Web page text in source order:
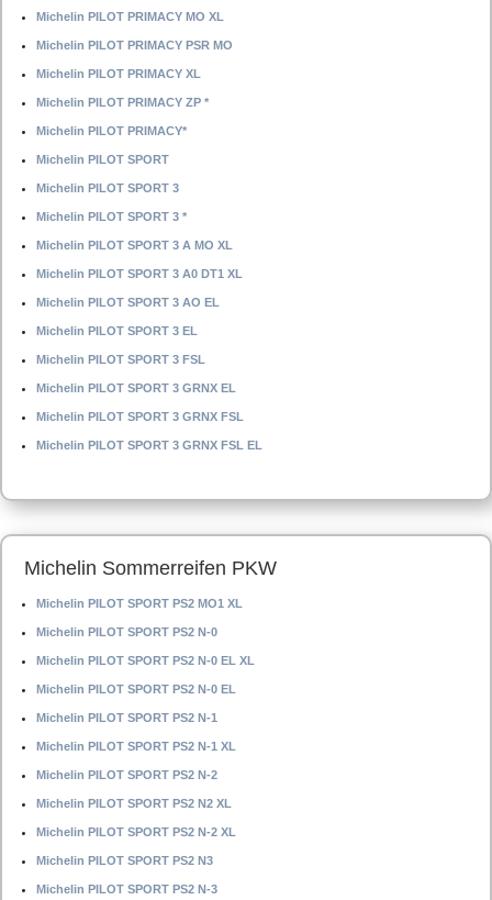
Michelin PILOT PRIMACY MO XL
Michelin PILOT PRIMACY PSR MO
Michelin PILOT PRIMACY XL
Michelin PILOT PRIMACY ZP *
Michelin PILOT PRIMACY*
Michelin PILOT SPORT
Michelin PILOT SPORT 3
Michelin PILOT SPORT 3 *
Michelin PILOT SPORT 3 A MO XL
Michelin PILOT SPORT 3 A0 DT1 XL
Michelin PILOT SPORT 3 AO EL
Michelin PILOT SPORT 3 EL
Michelin PILOT SPORT 3 FSL
Michelin PILOT SPORT 3 GRNX EL
Michelin PILOT SPORT 3 GRNX FSL
Michelin PILOT SPORT 3 GRNX FSL EL
Michelin Sommerreifen PKW
Michelin PILOT SPORT PS2 MO1 XL
Michelin PILOT SPORT PS2 N-0
Michelin PILOT SPORT PS2 N-0 EL XL
Michelin PILOT SPORT PS2 N-0 EL
Michelin PILOT SPORT PS2 N-1
Michelin PILOT SPORT PS2 N-1 XL
Michelin PILOT SPORT PS2 N-2
Michelin PILOT SPORT PS2 N2 XL
Michelin PILOT SPORT PS2 N-2 XL
Michelin PILOT SPORT PS2 N3
Michelin PILOT SPORT PS2 N-3